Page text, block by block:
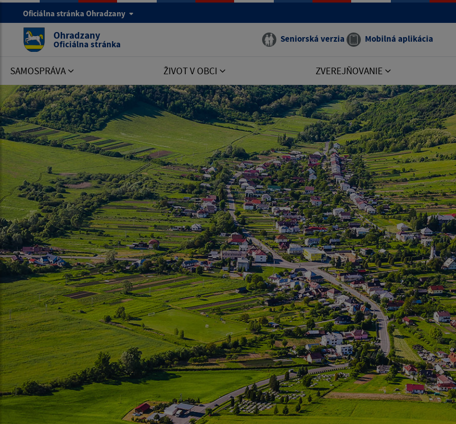
Oficiálna stránka Ohradzany
Ohradzany
Oficiálna stránka Seniorská verzia Mobilná aplikácia
SAMOSPRÁVA ŽIVOT V OBCI ZVEREJŇOVANIE